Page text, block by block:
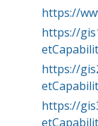
https://
https://
https://
https://